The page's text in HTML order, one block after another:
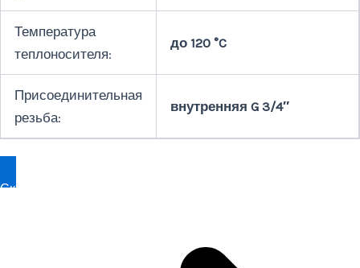
Температура
теплоносителя:
до 120 °C
Присоединительная
резьба:
внутренняя G 3/4″
Скачать прайсы на модель